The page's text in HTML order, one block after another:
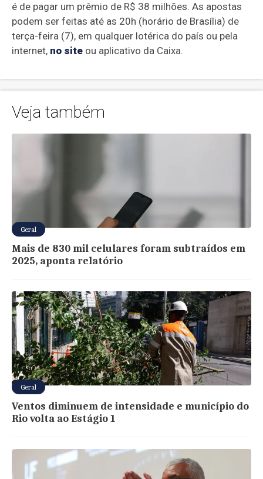
é de pagar um prêmio de R$ 38 milhões. As apostas
podem ser feitas até as 20h (horário de Brasília) de
terça-feira (7), em qualquer lotérica do país ou pela
internet, no site ou aplicativo da Caixa.
Veja também
Geral
Mais de 830 mil celulares foram subtraídos em
2025, aponta relatório
Geral
Ventos diminuem de intensidade e município do
Rio volta ao Estágio 1